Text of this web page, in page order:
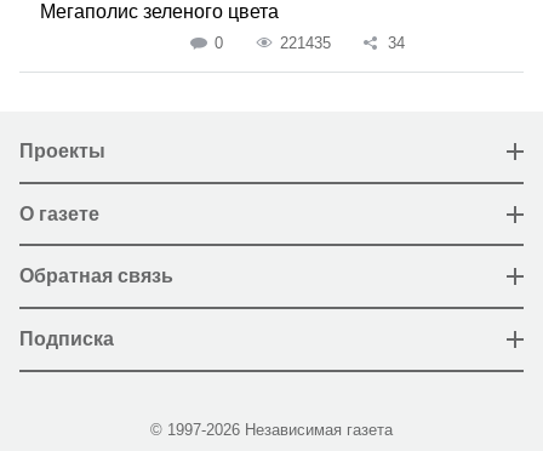
Мегаполис зеленого цвета
0 221435 34
Проекты
О газете
Обратная связь
Подписка
© 1997-2026 Независимая газета